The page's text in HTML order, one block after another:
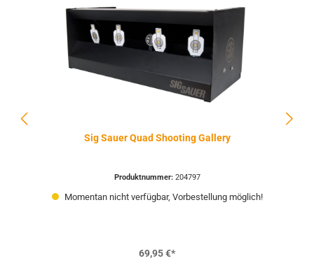
Sig Sauer Quad Shooting Gallery
Produktnummer: 204797
Momentan nicht verfügbar, Vorbestellung möglich!
69,95 €*